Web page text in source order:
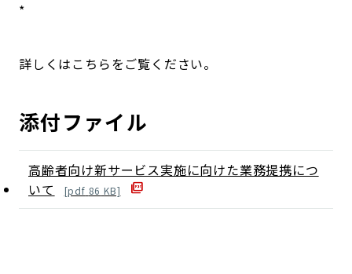
*
詳しくはこちらをご覧ください。
添付ファイル
高齢者向け新サービス実施に向けた業務提携につ
いて
[pdf 86 KB]